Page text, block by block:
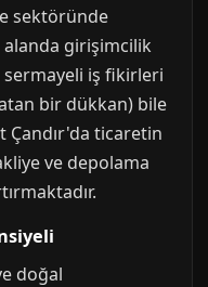
sektöründe
girişimcilik
iş fikirleri
bir dükkan) bile
Çandır'da ticaretin
ve depolama
doğal